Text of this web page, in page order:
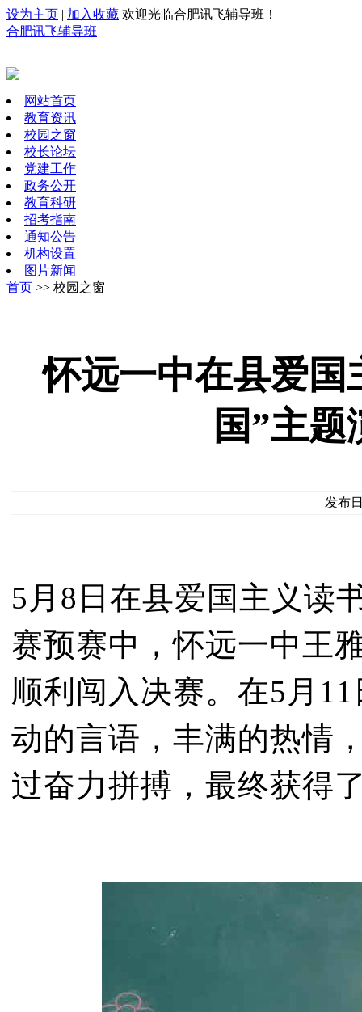
设为主页 | 加入收藏 欢迎光临合肥讯飞辅导班！
合肥讯飞辅导班
网站首页
教育资讯
校园之窗
校长论坛
党建工作
政务公开
教育科研
招考指南
通知公告
机构设置
图片新闻
首页 >> 校园之窗
怀远一中在县爱国
国”主
发布
5月8日在县爱国主义读
赛预赛中，怀远一中王
顺利闯入决赛。在5月
动的言语，丰满的热情
过奋力拼搏，最终获得